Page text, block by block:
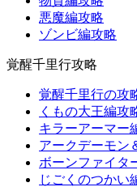
悪魔編攻略
ゾンビ編攻略
覚醒千里行攻略
覚醒千里行の攻
くもの大王編攻
キラーアーマー
アークデーモン
ボーンファイタ
じごくのつかい